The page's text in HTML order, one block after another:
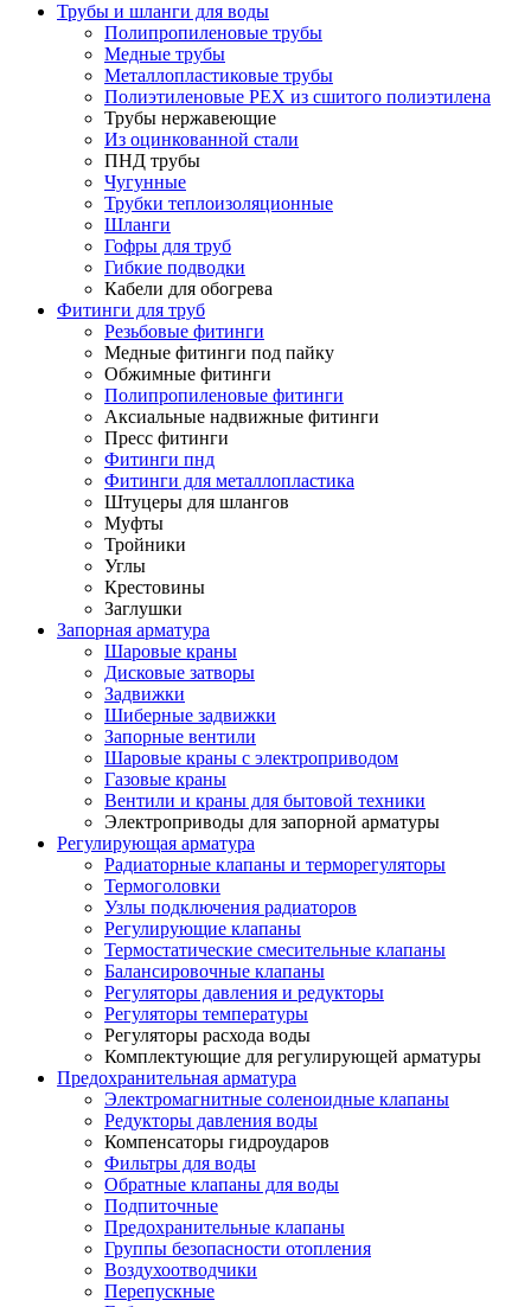
Трубы и шланги для воды
Полипропиленовые трубы
Медные трубы
Металлопластиковые трубы
Полиэтиленовые PEX из сшитого полиэтилена
Трубы нержавеющие
Из оцинкованной стали
ПНД трубы
Чугунные
Трубки теплоизоляционные
Шланги
Гофры для труб
Гибкие подводки
Кабели для обогрева
Фитинги для труб
Резьбовые фитинги
Медные фитинги под пайку
Обжимные фитинги
Полипропиленовые фитинги
Аксиальные надвижные фитинги
Пресс фитинги
Фитинги пнд
Фитинги для металлопластика
Штуцеры для шлангов
Муфты
Тройники
Углы
Крестовины
Заглушки
Запорная арматура
Шаровые краны
Дисковые затворы
Задвижки
Шиберные задвижки
Запорные вентили
Шаровые краны с электроприводом
Газовые краны
Вентили и краны для бытовой техники
Электроприводы для запорной арматуры
Регулирующая арматура
Радиаторные клапаны и терморегуляторы
Термоголовки
Узлы подключения радиаторов
Регулирующие клапаны
Термостатические смесительные клапаны
Балансировочные клапаны
Регуляторы давления и редукторы
Регуляторы температуры
Регуляторы расхода воды
Комплектующие для регулирующей арматуры
Предохранительная арматура
Электромагнитные соленоидные клапаны
Редукторы давления воды
Компенсаторы гидроударов
Фильтры для воды
Обратные клапаны для воды
Подпиточные
Предохранительные клапаны
Группы безопасности отопления
Воздухоотводчики
Перепускные